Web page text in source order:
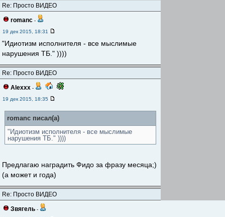
Re: Просто ВИДЕО
romanc -
19 дек 2015, 18:31
"Идиотизм исполнителя - все мыслимые
нарушения ТБ." ))))
Re: Просто ВИДЕО
Alexxx -
19 дек 2015, 18:35
romanc писал(а)
"Идиотизм исполнителя - все мыслимые
нарушения ТБ." ))))
Предлагаю наградить Фидо за фразу месяца;)
(а может и года)
Re: Просто ВИДЕО
Звягель -